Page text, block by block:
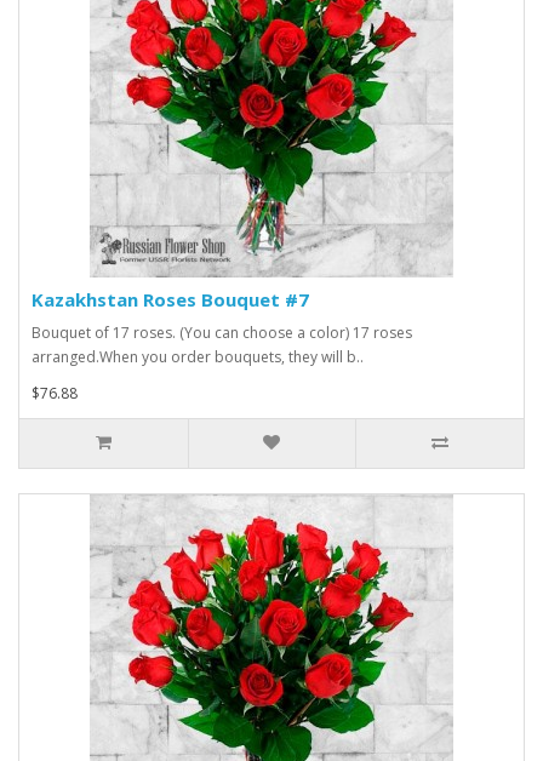
Kazakhstan Roses Bouquet #7
Bouquet of 17 roses. (You can choose a color) 17 roses
arranged.When you order bouquets, they will b..
$76.88